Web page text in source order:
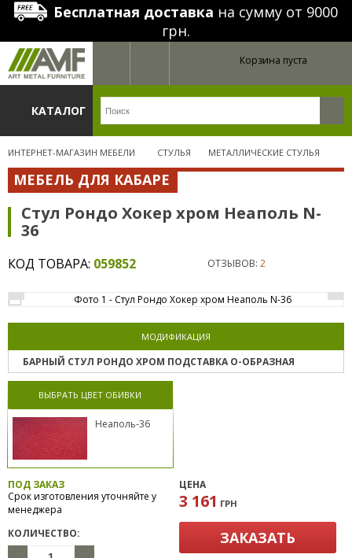
Бесплатная доставка на сумму от 9000
грн.
Корзина пуста
КАТАЛОГ
ИНТЕРНЕТ-МАГАЗИН МЕБЕЛИ СТУЛЬЯ МЕТАЛЛИЧЕСКИЕ СТУЛЬЯ
МЕБЕЛЬ ДЛЯ КАБАРЕ
Стул Рондо Хокер хром Неаполь N-
36
КОД ТОВАРА: 059852 ОТЗЫВОВ: 2
МОДИФИКАЦИЯ
БАРНЫЙ СТУЛ РОНДО ХРОМ ПОДСТАВКА О-ОБРАЗНАЯ
ВЫБРАТЬ ЦВЕТ ОБИВКИ
Неаполь-36
ПОД ЗАКАЗ
Срок изготовления уточняйте у
менеджера
КОЛИЧЕСТВО:
ЦЕНА
3 161 ГРН
ЗАКАЗАТЬ